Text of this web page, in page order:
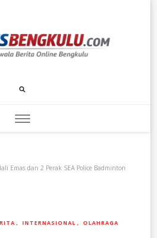
Emas dan 2 Perak SEA Police Badminton
INTERNASIONAL OLAHRAGA